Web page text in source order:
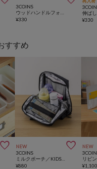
3COINS
¥330 ¥330
すすめ
 NEW 
3COINS
ミルクポーチ／KIDSトラベル
¥880
NEW
¥